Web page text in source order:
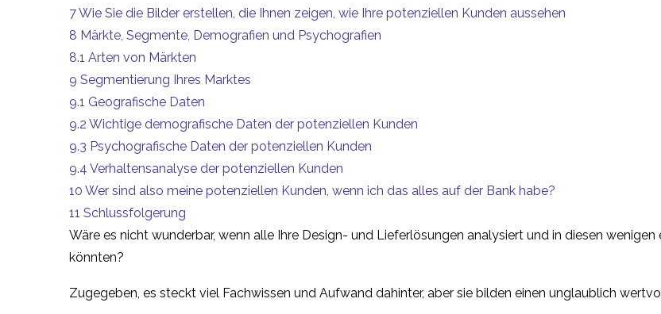
7Wie Sie die Bilder erstellen, die Ihnen zeigen, wie Ihre potenziellen Kunden aussehen
8 Märkte, Segmente, Demografien und Psychografien
8.1 Arten von Märkten
9 Segmentierung Ihres Marktes
9.1 Geografische Daten
9.2 Wichtige demografische Daten der potenziellen Kunden
9.3 Psychografische Daten der potenziellen Kunden
9.4 Verhaltensanalyse der potenziellen Kunden
10 Wer sind also meine potenziellen Kunden, wenn ich das alles auf der Bank habe?
11 Schlussfolgerung
Wäre es nicht wunderbar, wenn alle Ihre Design- und Lieferlösungen analysiert und in diesen
könnten?
Zugegeben, es steckt viel Fachwissen und Aufwand dahinter, aber sie bilden einen unglaublich